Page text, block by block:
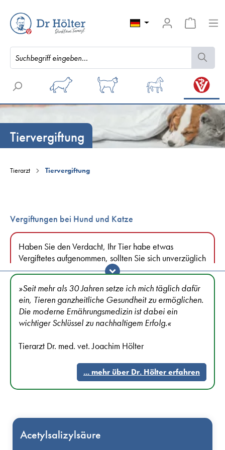
Tiervergiftung
Tierarzt Tiervergiftung
Vergiftungen bei Hund und Katze
Haben Sie den Verdacht, Ihr Tier habe etwas
Vergiftetes aufgenommen, sollten Sie sich unverzüglich
mit ihrem Tierarzt in Verbindung setzen. Manche
unverzüglicher Behandlung.
Die Vorlesung in Toxikologie begann in meiner Studienzeit
einigermaßen ungiftig“. Es gilt sicher: Die Dosis macht das
hohem Maße von der aufgenommenen Giftmenge ab.
Doch auch kleine Mengen führen zu unterschwellig
verlaufenden Vergiftungen und hinterlassen Spuren im
Bitte beachten Sie, dass die Verstoffwechselung von Tier
und Mensch unterschiedlich sind, somit auch die Wirkung
»Seit mehr als 30 Jahren setze ich mich täglich dafür
ein, Tieren ganzheitliche Gesundheit zu ermöglichen.
Die moderne Ernährungsmedizin ist dabei ein
wichtiger Schlüssel zu nachhaltigem Erfolg.«
Tierarzt Dr. med. vet. Joachim Hölter
... mehr über Dr. Hölter erfahren
Acetylsalizylsäure